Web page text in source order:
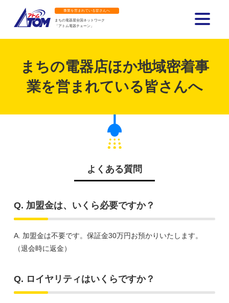
事業を営まれている皆さんへ
まちの電器屋全国ネットワーク
「アトム電器チェーン」
まちの電器店ほか地域密着事
業を営まれている皆さんへ
よくある質問
Q. 加盟金は、いくら必要ですか？
A. 加盟金は不要です。保証金30万円お預かりいたします。
（退会時に返金）
Q. ロイヤリティはいくらですか？